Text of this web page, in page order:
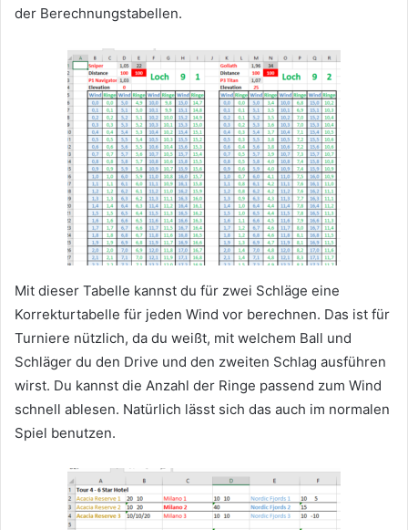
der Berechnungstabellen.
Mit dieser Tabelle kannst du für zwei Schläge eine
Korrekturtabelle für jeden Wind vor berechnen. Das ist für
Turniere nützlich, da du weißt, mit welchem Ball und
Schläger du den Drive und den zweiten Schlag ausführen
wirst. Du kannst die Anzahl der Ringe passend zum Wind
schnell ablesen. Natürlich lässt sich das auch im normalen
Spiel benutzen.